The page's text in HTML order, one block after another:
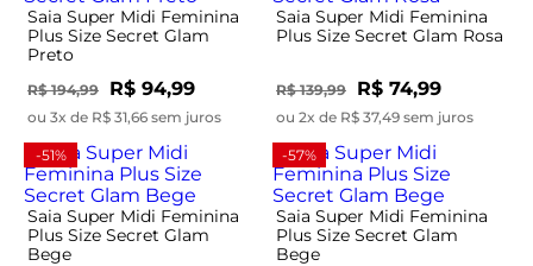
Saia Super Midi Feminina
Plus Size Secret Glam
Preto
R$ 194,99 R$ 94,99
ou 3x de R$ 31,66 sem juros
Saia Super Midi Feminina
Plus Size Secret Glam Rosa
R$ 139,99 R$ 74,99
ou 2x de R$ 37,49 sem juros
-51%
Saia Super Midi Feminina
Plus Size Secret Glam
Bege
-57%
Saia Super Midi Feminina
Plus Size Secret Glam
Bege